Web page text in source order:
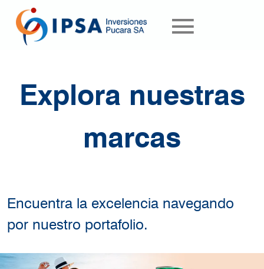
Pasar al contenido principal
Explora nuestras
marcas
Encuentra la excelencia navegando
por nuestro portafolio.